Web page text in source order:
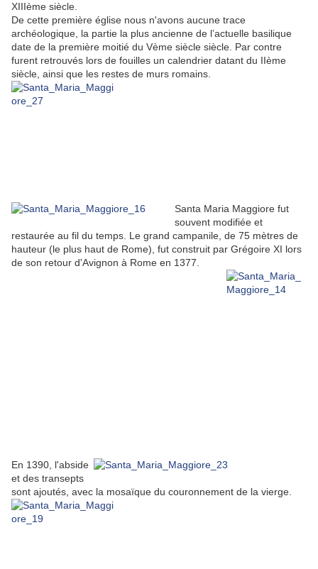
XIIIème siècle.
De cette première église nous n'avons aucune trace
archéologique, la partie la plus ancienne de l’actuelle basilique
date de la première moitié du Vème siècle siècle. Par contre
furent retrouvés lors de fouilles un calendrier datant du IIème
siècle, ainsi que les restes de murs romains.
Santa Maria Maggiore fut
souvent modifiée et
restaurée au fil du temps. Le grand campanile, de 75 mètres de
hauteur (le plus haut de Rome), fut construit par Grégoire XI lors
de son retour d'Avignon à Rome en 1377.
En 1390, l'abside
et des transepts
sont ajoutés, avec la mosaïque du couronnement de la vierge.